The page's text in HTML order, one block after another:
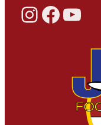
InstagramFacebook YouTube